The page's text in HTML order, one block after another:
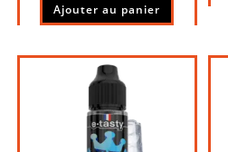
Ajouter au panier